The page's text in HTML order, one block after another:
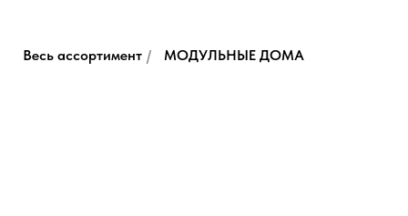
Весь ассортимент / МОДУЛЬНЫЕ ДОМА